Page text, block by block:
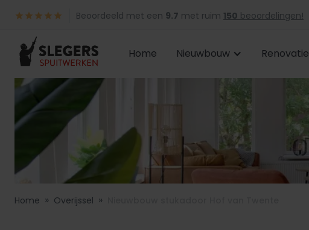
Beoordeeld met een 9.7 met ruim 150 beoordelingen!
Home Nieuwbouw Renovatie
Home » Overijssel »